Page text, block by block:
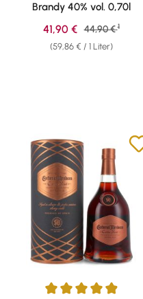
Brandy 40% vol. 0,70l
(59,86 € / 1 Liter)
Verkaufspreis:
41,90 € Regulärer Preis:
44,90 € 1